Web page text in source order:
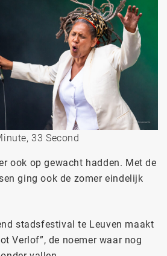
33 Second
ook op gewacht hadden. Met de
ging ook de zomer eindelijk
stadsfestival te Leuven maakt
Verlof”, de noemer waar nog